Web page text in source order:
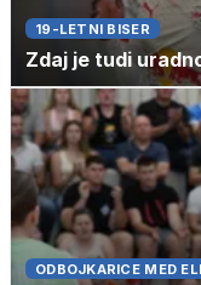
19-LETNI BISER
Zdaj je tudi
ODBOJKARICE MED